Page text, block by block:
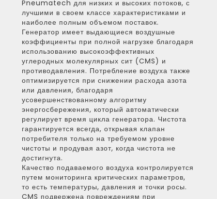
Pneumatech для низких и высоких потоков, с
лучшими в своем классе характеристиками и
наиболее полным объемом поставок.
Генератор имеет выдающиеся воздушные
коэффициенты при полной нагрузке благодаря
использованию высокоэффективных
углеродных молекулярных сит (CMS) и
противодавления. Потребление воздуха также
оптимизируется при снижении расхода азота
или давления, благодаря
усовершенствованному алгоритму
энергосбережения, который автоматически
регулирует время цикла генератора. Чистота
гарантируется всегда, открывая клапан
потребителя только на требуемом уровне
чистоты и продувая азот, когда чистота не
достигнута.
Качество подаваемого воздуха контролируется
путем мониторинга критических параметров,
то есть температуры, давления и точки росы.
CMS подвержена повреждениям при